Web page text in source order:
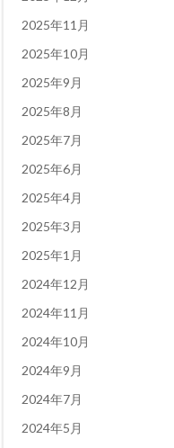
2025年11月
2025年10月
2025年9月
2025年8月
2025年7月
2025年6月
2025年4月
2025年3月
2025年1月
2024年12月
2024年11月
2024年10月
2024年9月
2024年7月
2024年5月